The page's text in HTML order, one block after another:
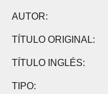
AUTOR:
TÍTULO ORIGINAL:
TÍTULO INGLÉS:
TIPO: